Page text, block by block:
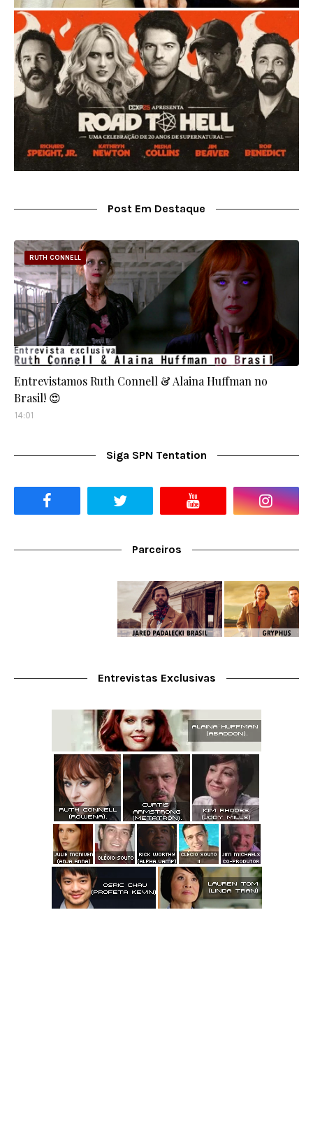
Post Em Destaque
RUTH CONNELL
Entrevistamos Ruth Connell & Alaina Huffman no
Brasil! 😍
14:01
Siga SPN Tentation
Parceiros
Entrevistas Exclusivas